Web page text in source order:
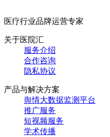
医疗行业品牌运营专家
关于医院汇
服务介绍
合作咨询
隐私协议
产品与解决方案
舆情大数据监测平台
推广服务
短视频服务
学术传播